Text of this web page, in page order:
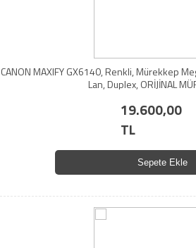
CANON MAXIFY GX6140, Renkli, Mürekkep
Lan, Duplex, ORİJİNAL
19.600,00
TL
Sepete Ekle